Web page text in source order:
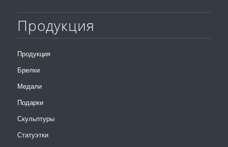
Продукция
Продукция
Брелки
Медали
Подарки
Скульптуры
Статуэтки